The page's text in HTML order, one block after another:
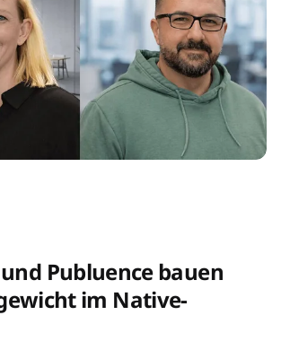
Publuence bauen
im Native-